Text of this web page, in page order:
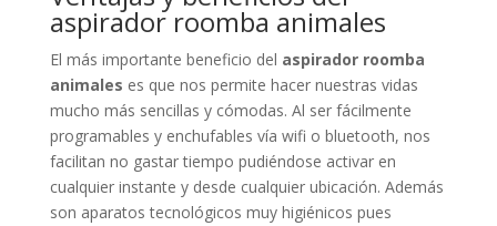
aspirador roomba animales
El más importante beneficio del aspirador roomba
animales es que nos permite hacer nuestras vidas
mucho más sencillas y cómodas. Al ser fácilmente
programables y enchufables vía wifi o bluetooth, nos
facilitan no gastar tiempo pudiéndose activar en
cualquier instante y desde cualquier ubicación. Además
son aparatos tecnológicos muy higiénicos pues